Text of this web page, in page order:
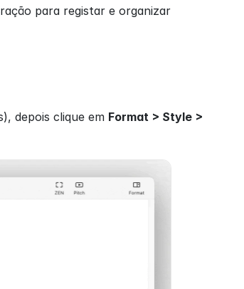
para registar e organizar
depois clique em Format > Style >